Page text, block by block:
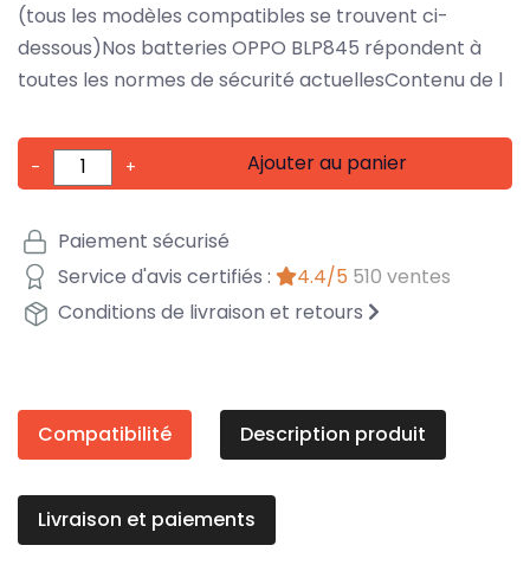
(tous les modèles compatibles se trouvent ci-
dessous)Nos batteries OPPO BLP845 répondent à
toutes les normes de sécurité actuellesContenu de l
- + Ajouter au panier
Paiement sécurisé
Service d'avis certifiés :
4.4/5 510 ventes
Conditions de livraison et retours
Compatibilité Description produit
Livraison et paiements